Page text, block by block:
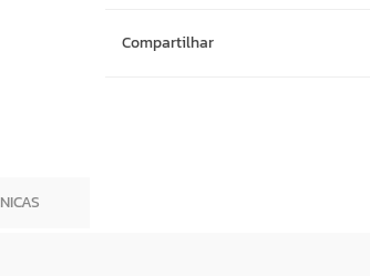
Compartilhar